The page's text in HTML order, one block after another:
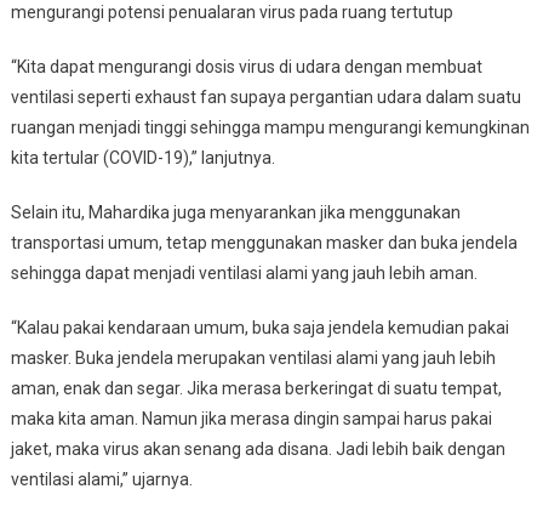
mengurangi potensi penualaran virus pada ruang tertutup
“Kita dapat mengurangi dosis virus di udara dengan membuat
ventilasi seperti exhaust fan supaya pergantian udara dalam suatu
ruangan menjadi tinggi sehingga mampu mengurangi kemungkinan
kita tertular (COVID-19),” lanjutnya.
Selain itu, Mahardika juga menyarankan jika menggunakan
transportasi umum, tetap menggunakan masker dan buka jendela
sehingga dapat menjadi ventilasi alami yang jauh lebih aman.
“Kalau pakai kendaraan umum, buka saja jendela kemudian pakai
masker. Buka jendela merupakan ventilasi alami yang jauh lebih
aman, enak dan segar. Jika merasa berkeringat di suatu tempat,
maka kita aman. Namun jika merasa dingin sampai harus pakai
jaket, maka virus akan senang ada disana. Jadi lebih baik dengan
ventilasi alami,” ujarnya.